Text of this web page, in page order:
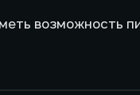
возможность